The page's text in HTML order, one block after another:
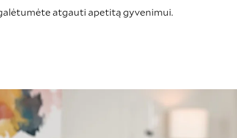
atgauti apetitą gyvenimui.